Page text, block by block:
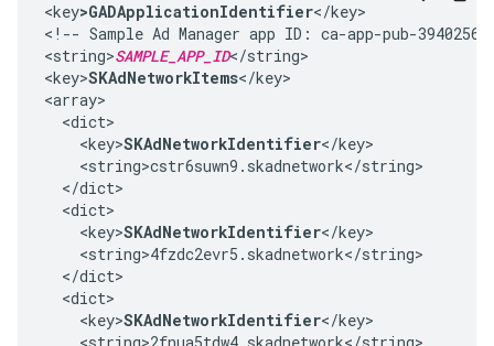
<key>GADApplicationIdentifier</key>
<!-- Sample Ad Manager app ID: ca-app-pub-
<string>SAMPLE_APP_ID</string>
<key>SKAdNetworkItems</key>
<array>
  <dict>
    <key>
SKAdNetworkIdentifier</key>
    <string>cstr6suwn9.skadnetwork</string>
  </dict>
  <dict>
    <key>
SKAdNetworkIdentifier</key>
    <string>4fzdc2evr5.skadnetwork</string>
  </dict>
  <dict>
    <key>
SKAdNetworkIdentifier</key>